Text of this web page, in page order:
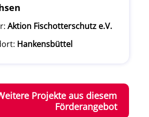
Aktion Fischotterschutz e.V.
Hankensbüttel
Projekte aus diesem
Förderangebot